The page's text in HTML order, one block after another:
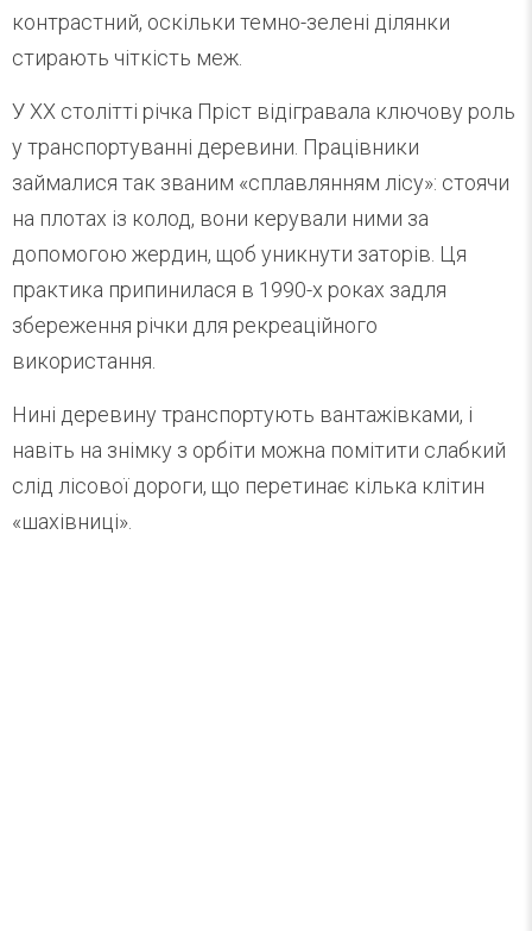
контрастний, оскільки темно-зелені ділянки
стирають чіткість меж.
У ХХ столітті річка Пріст відігравала ключову роль
у транспортуванні деревини. Працівники
займалися так званим «сплавлянням лісу»: стоячи
на плотах із колод, вони керували ними за
допомогою жердин, щоб уникнути заторів. Ця
практика припинилася в 1990-х роках задля
збереження річки для рекреаційного
використання.
Нині деревину транспортують вантажівками, і
навіть на знімку з орбіти можна помітити слабкий
слід лісової дороги, що перетинає кілька клітин
«шахівниці».